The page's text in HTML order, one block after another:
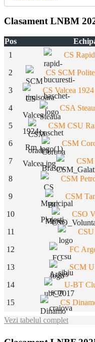
Clasament LNBM
Pos
1
CS
2 CS SCM
3 CS Valcea
4 CSA
5 CSM CSU
6 CSM
7 CSM
8 CSM
9 CSM
10 CSO
11
12 FC
13 SCM
14 U-BT
15 CS
Vezi tabelul complet